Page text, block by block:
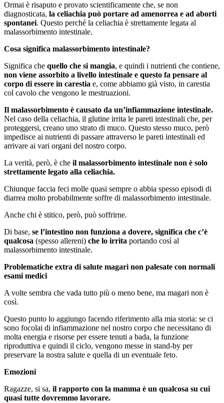
Ormai è risaputo e provato scientificamente che, se non
diagnosticata, la celiachia può portare ad amenorrea e ad aborti
spontanei. Questo perché la celiachia è strettamente legata al
malassorbimento intestinale.
Cosa significa malassorbimento intestinale?
Significa che quello che si mangia, e quindi i nutrienti che contiene,
non viene assorbito a livello intestinale e questo fa pensare al
corpo di essere in carestia e, come abbiamo già visto, in carestia
col cavolo che vengono le mestruazioni.
Il malassorbimento è causato da un’infiammazione intestinale.
Nel caso della celiachia, il glutine irrita le pareti intestinali che, per
proteggersi, creano uno strato di muco. Questo stesso muco, però
impedisce ai nutrienti di passare attraverso le pareti intestinali ed
arrivare ai vari organi del nostro corpo.
La verità, però, è che il malassorbimento intestinale non è solo
strettamente legato alla celiachia.
Chiunque faccia feci molle quasi sempre o abbia spesso episodi di
diarrea molto probabilmente soffre di malassorbimento intestinale.
Anche chi è stitico, però, può soffrirne.
Di base, se l’intestino non funziona a dovere, significa che c’è
qualcosa (spesso allereni) che lo irrita portando così al
malassorbimento intestinale.
Problematiche extra di salute magari non palesate con normali
esami medici
A volte sembra che vada tutto più o meno bene, ma magari non è
così.
Questo punto lo aggiungo facendo riferimento alla mia storia: se ci
sono focolai di infiammazione nel nostro corpo che necessitano di
molta energia e risorse per essere tenuti a bada, la funzione
riproduttiva e quindi il ciclo, vengono messe in stand-by per
preservare la nostra salute e quella di un eventuale feto.
Emozioni
Ragazze, si sa, il rapporto con la mamma è un qualcosa su cui
quasi tutte dovremmo lavorare.